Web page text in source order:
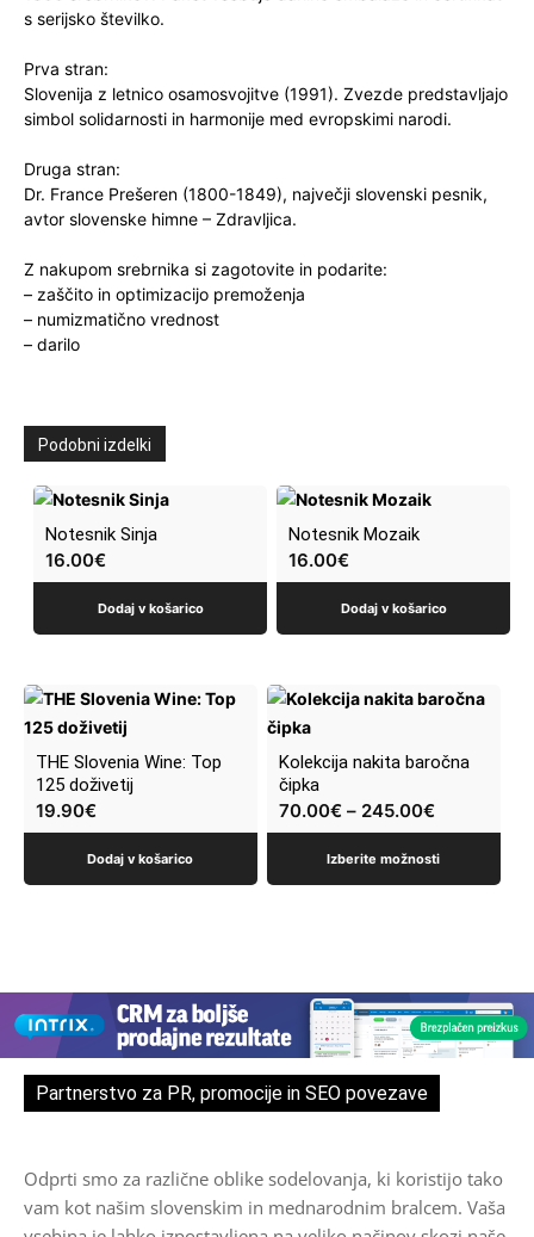
s serijsko številko.
Prva stran:
Slovenija z letnico osamosvojitve (1991). Zvezde predstavljajo
simbol solidarnosti in harmonije med evropskimi narodi.
Druga stran:
Dr. France Prešeren (1800-1849), največji slovenski pesnik,
avtor slovenske himne – Zdravljica.
Z nakupom srebrnika si zagotovite in podarite:
– zaščito in optimizacijo premoženja
– numizmatično vrednost
– darilo
Podobni izdelki
Notesnik Sinja
16.00€
Dodaj v košarico
Notesnik Mozaik
16.00€
Dodaj v košarico
THE Slovenia Wine: Top
125 doživetij
19.90€
Dodaj v košarico
Kolekcija nakita baročna
čipka
70.00€ – 245.00€
Izberite možnosti
Ta
izdelek
ima
več
različic.
Partnerstvo za PR, promocije in SEO povezave
Odprti smo za različne oblike sodelovanja, ki koristijo tako
vam kot našim slovenskim in mednarodnim bralcem. Vaša